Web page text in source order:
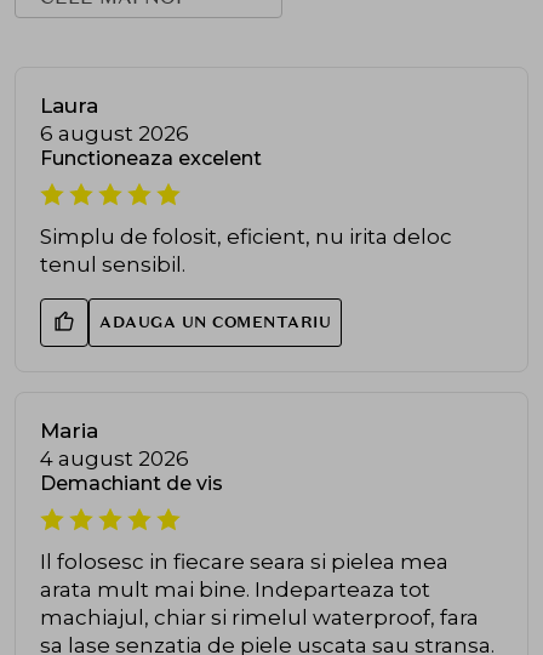
Laura
6 august 2026
Functioneaza excelent
Simplu de folosit, eficient, nu irita deloc
tenul sensibil.
ADAUGA UN COMENTARIU
Maria
4 august 2026
Demachiant de vis
Il folosesc in fiecare seara si pielea mea
arata mult mai bine. Indeparteaza tot
machiajul, chiar si rimelul waterproof, fara
sa lase senzatia de piele uscata sau stransa.